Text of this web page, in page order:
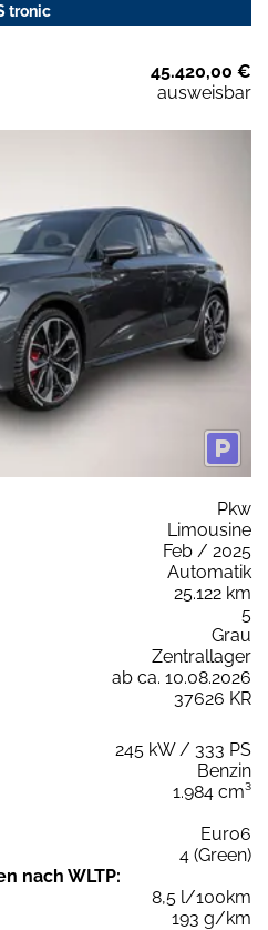
tronic
45.420,00 €
ausweisbar
Pkw
Limousine
Feb / 2025
Automatik
25.122 km
5
Grau
Zentrallager
ab ca. 10.08.2026
37626 KR
245 kW / 333 PS
Benzin
1.984 cm³
Euro6
4 (Green)
nach WLTP:
8,5 l/100km
193 g/km